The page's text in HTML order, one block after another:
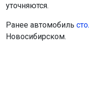
уточняются.
Ранее автомобиль
Новосибирском.